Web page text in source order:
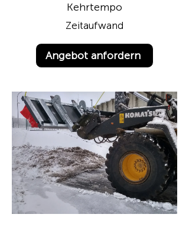
Kehrtempo
Zeitaufwand
Angebot anfordern